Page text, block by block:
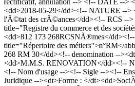
<dd>2018-05-29</dd><!-- NATURE -->
l'Ã©tat des crÃ©ances</dd><!-- RCS -->
title="Registre du commerce et des
<dd>812 173 268RCSNÃ®mes</
title="Répertoire des métiers">n°RM</
268 RM 30</dd><!-- denomination --
<dd>M.M.S. RENOVATION</dd><!--
<!-- Nom d'usage --><!-- Sigle --><!--
Juridique --><dt>Forme : </